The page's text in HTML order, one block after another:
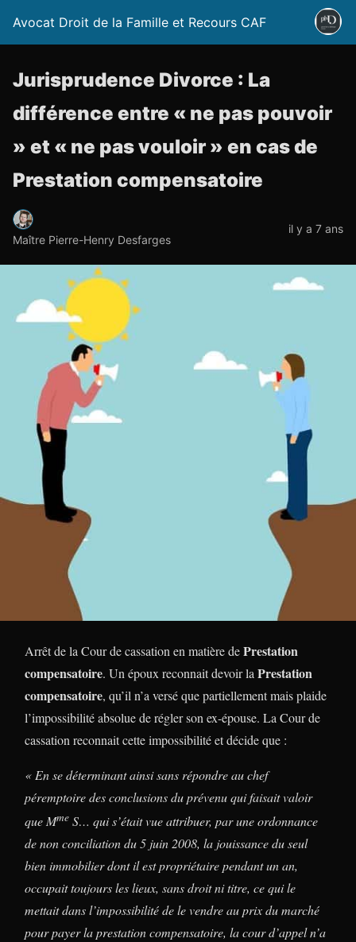
Avocat Droit de la Famille et Recours CAF
Jurisprudence Divorce : La
différence entre « ne pas pouvoir
» et « ne pas vouloir » en cas de
Prestation compensatoire
Maître Pierre-Henry Desfarges
il y a 7 ans
Arrêt de la Cour de cassation en matière dePrestation
compensatoire. Un époux reconnait devoir la Prestation
compensatoire, qu’il n’a versé que partiellement mais plaide
l’impossibilité absolue de régler son ex-épouse. La Cour de
cassation reconnait cette impossibilité et décide que :
« En se déterminant ainsi sans répondre au chef
péremptoire des conclusions du prévenu qui faisait valoir
que Mme S… qui s’était vue attribuer, par une ordonnance
de non conciliation du 5 juin 2008, la jouissance du seul
bien immobilier dont il est propriétaire pendant un an,
occupait toujours les lieux, sans droit ni titre, ce qui le
mettait dans l’impossibilité de le vendre au prix du marché
pour payer la prestation compensatoire, la cour d’appel n’a